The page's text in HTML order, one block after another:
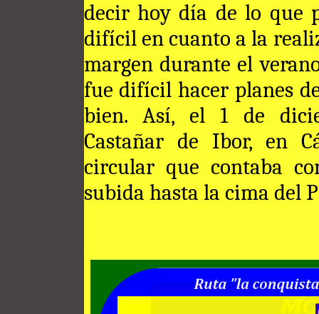
decir hoy día de lo que
difícil en cuanto a la
margen durante el
fue difícil hacer planes
bien. Así, el 1 de
Castañar de Ibor, en
circular que contaba
subida hasta la cima del